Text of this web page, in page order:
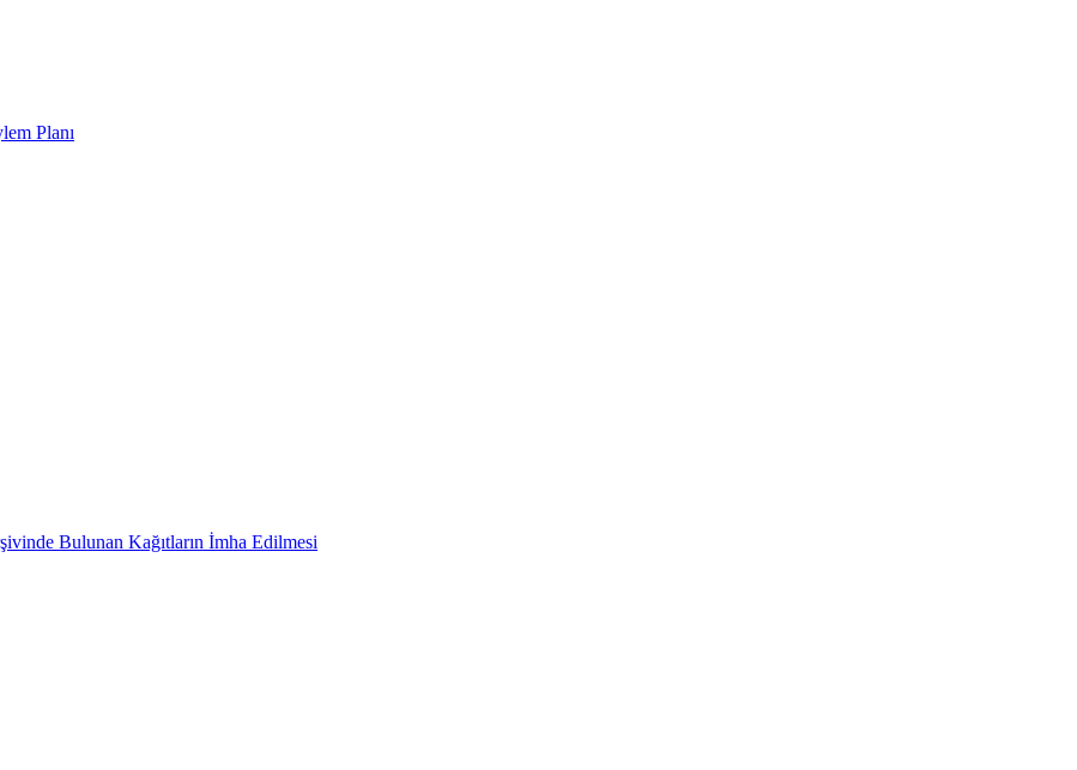
Planı
Bulunan Kağıtların İmha Edilmesi